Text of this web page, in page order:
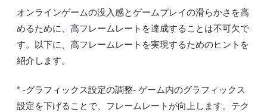
オンラインゲームの没入感とゲームプレイの滑らかさを高
めるために、高フレームレートを達成することは不可欠で
す。以下に、高フレームレートを実現するためのヒントを
紹介します。
* -グラフィックス設定の調整- ゲーム内のグラフィックス
設定を下げることで、フレームレートが向上します。テク